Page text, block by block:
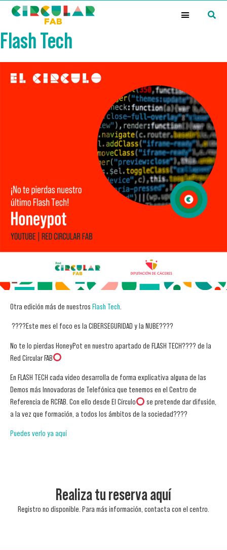
Flash Tech
Otra edición más de nuestros Flash Tech
????Este mes el foco es la CIBERSEGURIDAD y la NUBE????
No te lo pierdas HoneyPot en nuestro apartado de FLASH TECH???? de la
Red Circular FAB
En FLASH TECH cada video desarrolla de forma explicativa alguna de las
Demos más Innovadoras de Telefónica que tenemos en el Centro de
Referencia de RCFAB. Con ello desde El Círculo
se pretende dar difusión,
a la vez que formación, a todos los ámbitos de la sociedad????
Puedes verlo ya aquí
Realiza tu reserva aquí
Registro no disponible. Para más información, contacta con el centro.